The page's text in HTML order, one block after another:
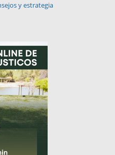
y estrategia